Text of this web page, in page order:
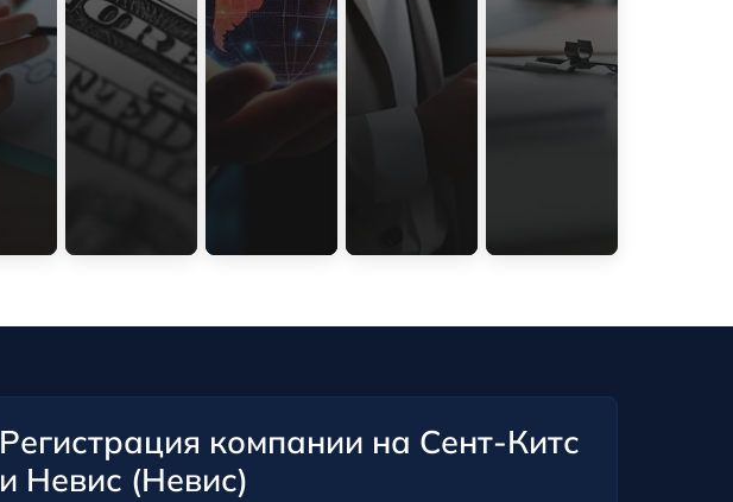
Регистрация компании на Сент-Китс
и Невис (Невис)